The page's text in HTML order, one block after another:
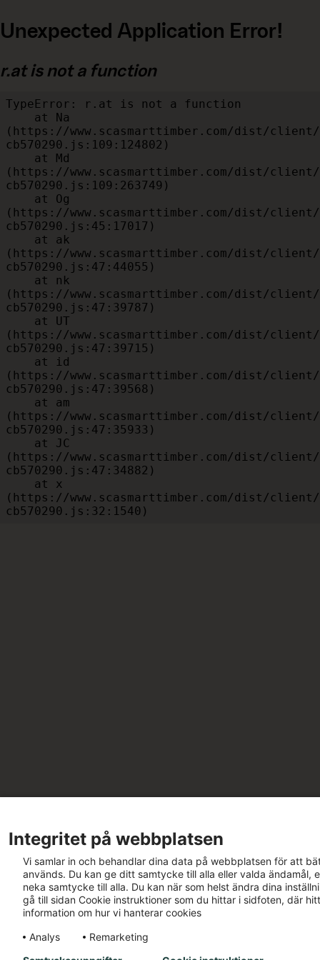
Unexpected Application Error!
r.at is not a function
TypeError: r.at is not a function
(https://www.scasmarttimber.com/dist/
cb570290.js:109:124802)
(https://www.scasmarttimber.com/dist/
cb570290.js:109:263749)
(https://www.scasmarttimber.com/dist/
cb570290.js:45:17017)
(https://www.scasmarttimber.com/dist/
cb570290.js:47:44055)
(https://www.scasmarttimber.com/dist/
cb570290.js:47:39787)
(https://www.scasmarttimber.com/dist/
cb570290.js:47:39715)
(https://www.scasmarttimber.com/dist/
cb570290.js:47:39568)
(https://www.scasmarttimber.com/dist/
cb570290.js:47:35933)
(https://www.scasmarttimber.com/dist/
cb570290.js:47:34882)
(https://www.scasmarttimber.com/dist/
cb570290.js:32:1540)
Integritet på webbplatsen
Vi samlar in och behandlar dina data på webbplatsen för att
används. Du kan ge ditt samtycke till alla eller valda ändamål,
neka samtycke till alla. Du kan när som helst ändra dina
gå till sidan Cookie instruktioner som du hittar i sidfoten, där
information om hur vi hanterar cookies
Analys
Remarketing